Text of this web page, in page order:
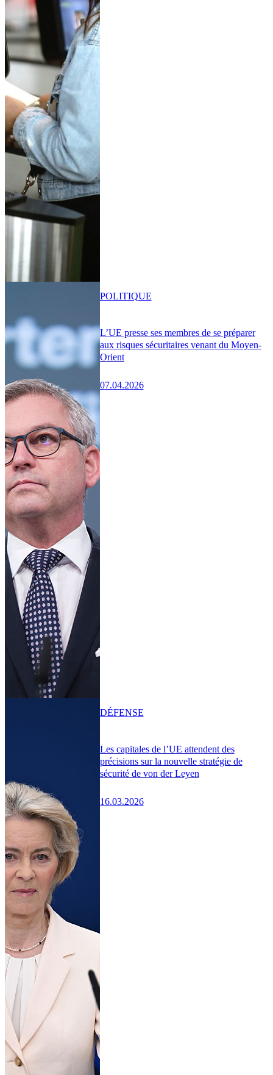
L’UE presse ses membres de se préparer
aux risques sécuritaires venant du Moyen-
Orient
07.04.2026
POLITIQUE
Les capitales de l’UE attendent des
précisions sur la nouvelle stratégie de
sécurité de von der Leyen
16.03.2026
DÉFENSE